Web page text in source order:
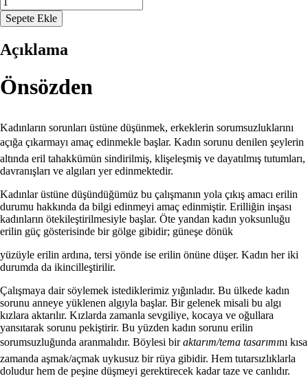
SOSYOLOJİ
ve
adet
Sepete Ekle
Açıklama
Önsözden
Kadınların sorunları üstüne düşünmek, erkeklerin sorumsuzluklarını
açığa çıkarmayı amaç edinmekle başlar. Kadın sorunu denilen şeylerin
altında eril tahakkümün sindirilmiş, klişeleşmiş ve dayatılmış tutumları,
davranışları ve algıları yer edinmektedir.
Kadınlar üstüne düşündüğümüz bu çalışmanın yola çıkış amacı erilin
durumu hakkında da bilgi edinmeyi amaç edinmiştir. Erilliğin inşası
kadınların ötekileştirilmesiyle başlar. Öte yandan kadın yoksunluğu
erilin güç gösterisinde bir gölge gibidir; güneşe dönük
yüzüyle erilin ardına, tersi yönde ise erilin önüne düşer. Kadın her iki
durumda da ikincilleştirilir.
Çalışmaya dair söylemek istediklerimiz yığınladır. Bu ülkede kadın
sorunu anneye yüklenen algıyla başlar. Bir gelenek misali bu algı
kızlara aktarılır. Kızlarda zamanla sevgiliye, kocaya ve oğullara
yansıtarak sorunu pekiştirir. Bu yüzden kadın sorunu erilin
sorumsuzluğunda aranmalıdır. Böylesi bir aktarım/tema tasarımını kısa
zamanda aşmak/açmak uykusuz bir rüya gibidir. Hem tutarsızlıklarla
doludur hem de peşine düşmeyi gerektirecek kadar taze ve canlıdır.